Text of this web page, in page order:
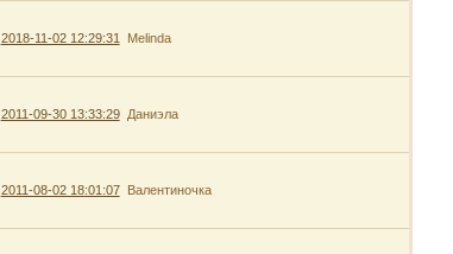
2018-11-02 12:29:31 Melinda
2011-09-30 13:33:29 Даниэла
2011-08-02 18:01:07 Валентиночка